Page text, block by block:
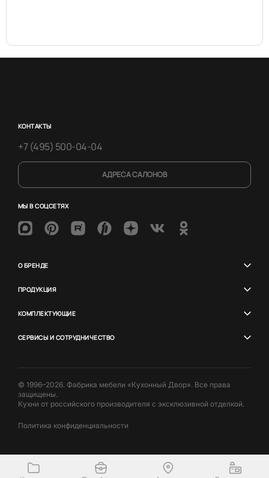
КОНТАКТЫ
+7 (495) 500-04-04
АДРЕСА САЛОНОВ
МЫ В СОЦСЕТЯХ
О БРЕНДЕ
ПРОДУКЦИЯ
КОМПЛЕКТУЮЩИЕ
СЕРВИСЫ И СОТРУДНИЧЕСТВО
© 1996–2026. Фабрика мебели «Кухонный Двор». Все права
защищены.
Кухни от российского производителя с эксклюзивной отделкой.
Политика конфиденциальности